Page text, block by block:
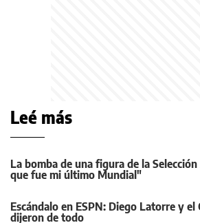
Leé más
La bomba de una figura de la
que fue mi último Mundial"
Escándalo en ESPN: Diego Latorre y el
dijeron de todo